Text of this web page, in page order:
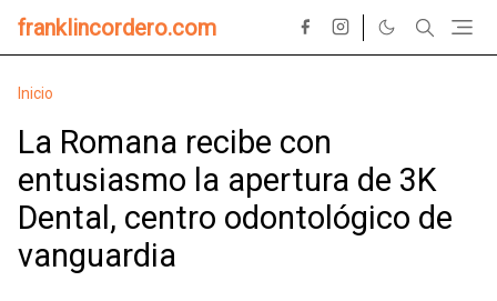
franklincordero.com
Inicio
La Romana recibe con
entusiasmo la apertura de 3K
Dental, centro odontológico de
vanguardia